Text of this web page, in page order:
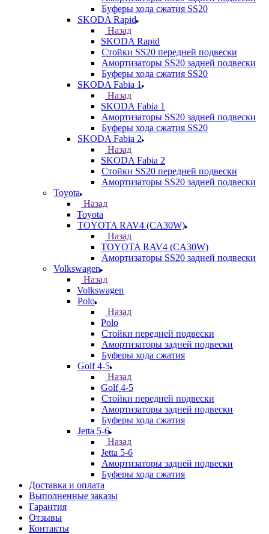
Буферы хода сжатия SS20
SKODA Rapid
Назад
SKODA Rapid
Стойки SS20 передней подвески
Амортизаторы SS20 задней подвески
Буферы хода сжатия SS20
SKODA Fabia 1
Назад
SKODA Fabia 1
Амортизаторы SS20 задней подвески
Буферы хода сжатия SS20
SKODA Fabia 2
Назад
SKODA Fabia 2
Стойки SS20 передней подвески
Амортизаторы SS20 задней подвески
Toyota
Назад
Toyota
TOYOTA RAV4 (CA30W)
Назад
TOYOTA RAV4 (CA30W)
Амортизаторы SS20 задней подвески
Volkswagen
Назад
Volkswagen
Polo
Назад
Polo
Стойки передней подвески
Амортизаторы задней подвески
Буферы хода сжатия
Golf 4-5
Назад
Golf 4-5
Стойки передней подвески
Амортизаторы задней подвески
Буферы хода сжатия
Jetta 5-6
Назад
Jetta 5-6
Амортизаторы задней подвески
Буферы хода сжатия
Доставка и оплата
Выполненные заказы
Гарантия
Отзывы
Контакты